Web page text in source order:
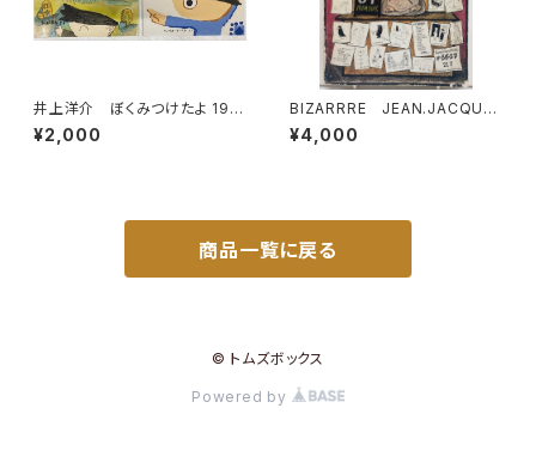
井上洋介 ぼくみつけたよ 199
9年 あじのひらき 2002年 こ
どものとも年少版２冊セット 絵
¥2,000
BIZARRRE JEAN.JACQUE
S PAUVERT編 1964年 BI
ZARRE36-37
¥4,000
商品一覧に戻る
© トムズボックス
Powered by